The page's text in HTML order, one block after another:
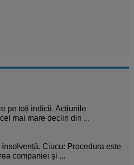
pe toți indicii. Acțiunile
mai mare declin din ...
Ciucu: Procedura este
companiei și ...